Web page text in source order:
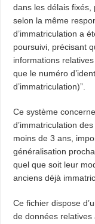
dans les délais fixés,
selon la même
d’immatriculation a
poursuivi, précisant
informations
que le numéro
d’immatriculation)”.
Ce système
d’immatriculation
moins de 3 ans,
généralisation
quel que soit leur
anciens déjà
Ce fichier dispose
de données